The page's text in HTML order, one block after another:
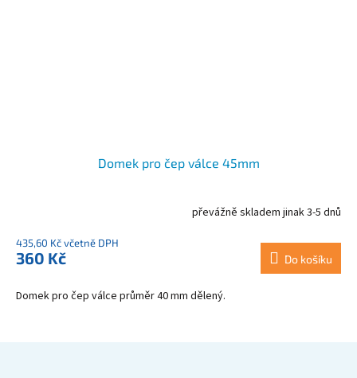
Domek pro čep válce 45mm
převážně skladem jinak 3-5 dnů
435,60 Kč včetně DPH
360 Kč Do košíku
Domek pro čep válce průměr 40 mm dělený.